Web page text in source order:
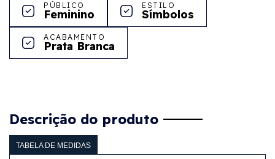
PÚBLICO
Feminino
ESTILO
Símbolos
ACABAMENTO
Prata Branca
Descrição do produto
TABELA DE MEDIDAS